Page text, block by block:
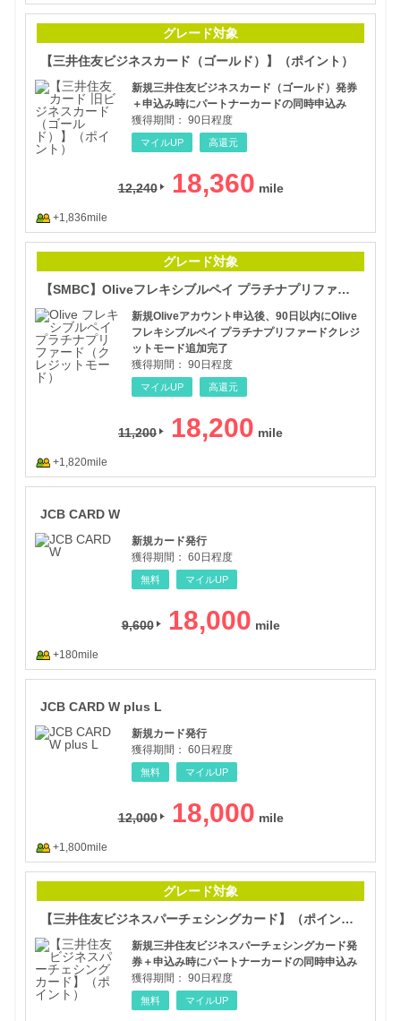
グレード対象
【三井住友ビジネスカード（ゴールド）】（ポイント）
新規三井住友ビジネスカード（ゴールド）発券
＋申込み時にパートナーカードの同時申込み
獲得期間： 90日程度
マイルUP 高還元
12,240 18,360
+1,836mile
グレード対象
【SMBC】Oliveフレキシブルペイ プラチナプリファード
新規Oliveアカウント申込後、90日以内にOlive
フレキシブルペイ プラチナプリファードクレジ
ットモード追加完了
獲得期間： 90日程度
マイルUP 高還元
11,200 18,200
+1,820mile
JCB CARD W
新規カード発行
獲得期間： 60日程度
無料 マイルUP
9,600 18,000
+180mile
JCB CARD W plus L
新規カード発行
獲得期間： 60日程度
無料 マイルUP
12,000 18,000
+1,800mile
グレード対象
【三井住友ビジネスパーチェシングカード】（ポイント）
新規三井住友ビジネスパーチェシングカード発
券＋申込み時にパートナーカードの同時申込み
獲得期間： 90日程度
無料 マイルUP